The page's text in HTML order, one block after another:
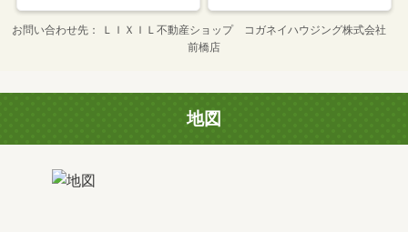
お問い合わせ先
ＬＩＸＩＬ不動産ショップ コガネイハウジング株式会社
前橋店
地図